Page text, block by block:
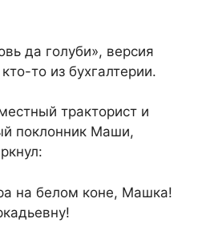
да голуби», версия
то из бухгалтерии.
тракторист и
поклонник Маши,
на белом коне, Машка!